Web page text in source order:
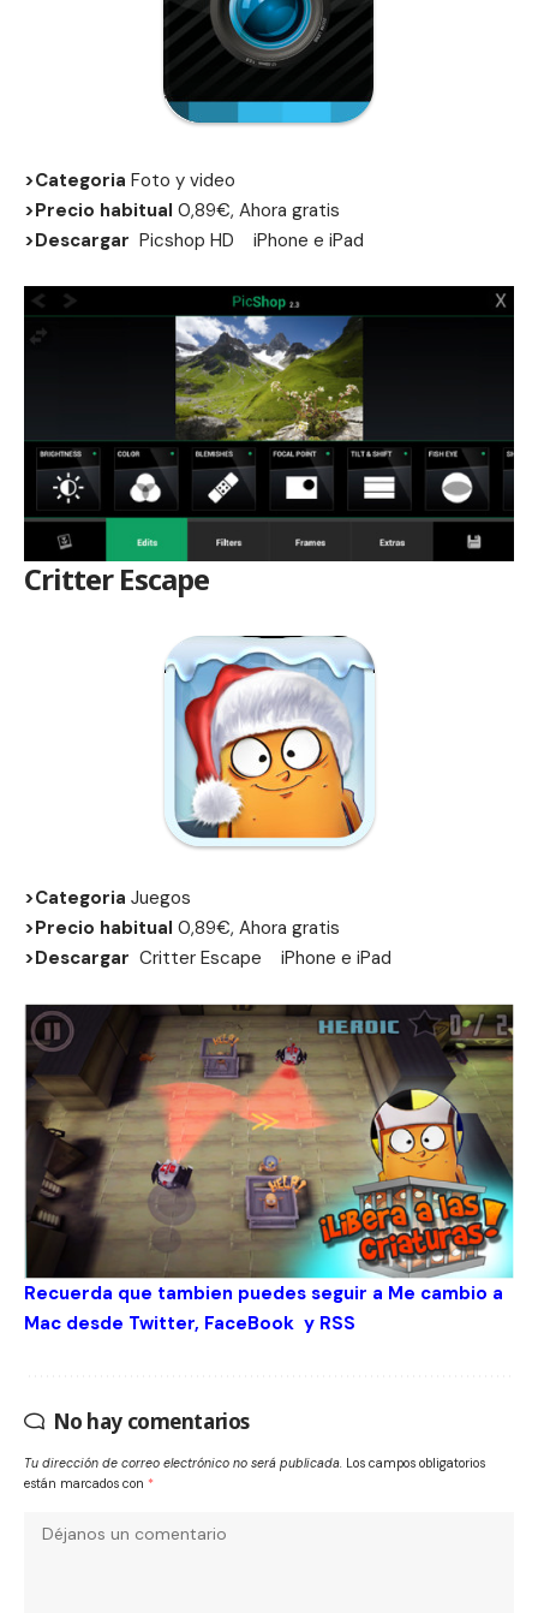
>Categoria Foto y video
>Precio habitual 0,89€, Ahora gratis
>Descargar Picshop HD iPhone e iPad
Critter Escape
>Categoria Juegos
>Precio habitual 0,89€, Ahora gratis
>Descargar Critter Escape iPhone e iPad
Recuerda que tambien puedes seguir a Me cambio a
Mac desde Twitter, FaceBook y RSS
No hay comentarios
Tu dirección de correo electrónico no será publicada. Los campos obligatorios
están marcados con *